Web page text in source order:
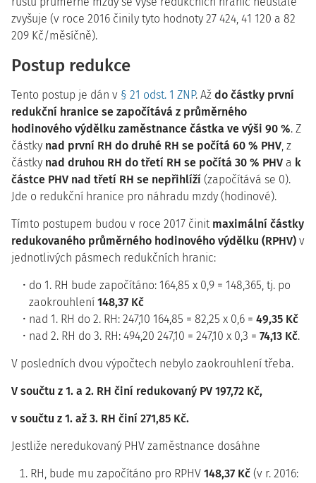
zvyšuje (v roce 2016 činily tyto hodnoty 27 424, 41 120 a 82
209 Kč/měsíčně).
Postup redukce
Tento postup je dán v § 21 odst. 1 ZNP. Až do částky první
redukční hranice se započítává z průměrného
hodinového výdělku zaměstnance částka ve výši 90 %. Z
částky nad první RH do druhé RH se počítá 60 % PHV, z
částky nad druhou RH do třetí RH se počítá 30 % PHV a k
částce PHV nad třetí RH se nepřihlíží (započítává se 0).
Jde o redukční hranice pro náhradu mzdy (hodinové).
Tímto postupem budou v roce 2017 činit maximální částky
redukovaného průměrného hodinového výdělku (RPHV) v
jednotlivých pásmech redukčních hranic:
do 1. RH bude započítáno: 164,85 x 0,9 = 148,365, tj. po
zaokrouhlení 148,37 Kč
nad 1. RH do 2. RH: 247,10 164,85 = 82,25 x 0,6 = 49,35 Kč
nad 2. RH do 3. RH: 494,20 247,10 = 247,10 x 0,3 = 74,13 Kč.
V posledních dvou výpočtech nebylo zaokrouhlení třeba.
V součtu z 1. a 2. RH činí redukovaný PV 197,72 Kč,
v součtu z 1. až 3. RH činí 271,85 Kč.
Jestliže neredukovaný PHV zaměstnance dosáhne
RH, bude mu započítáno pro RPHV 148,37 Kč (v r. 2016: